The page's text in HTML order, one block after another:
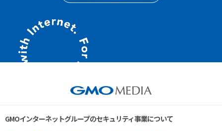
GMOインターネットグループのセキュリティ事業について